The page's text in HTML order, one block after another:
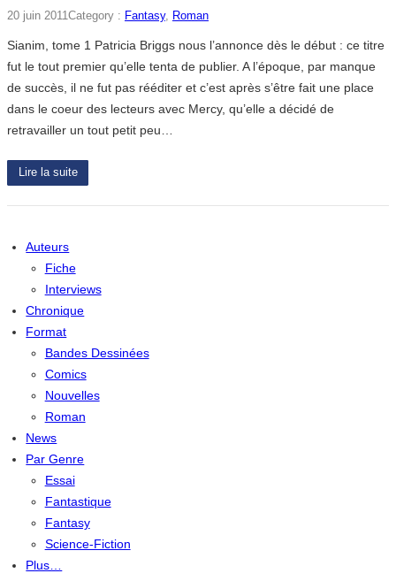
20 juin 2011 Category : Fantasy, Roman
Sianim, tome 1 Patricia Briggs nous l’annonce dès le début : ce titre
fut le tout premier qu’elle tenta de publier. A l’époque, par manque
de succès, il ne fut pas rééditer et c’est après s’être fait une place
dans le coeur des lecteurs avec Mercy, qu’elle a décidé de
retravailler un tout petit peu…
Lire la suite
Auteurs
Fiche
Interviews
Chronique
Format
Bandes Dessinées
Comics
Nouvelles
Roman
News
Par Genre
Essai
Fantastique
Fantasy
Science-Fiction
Plus…